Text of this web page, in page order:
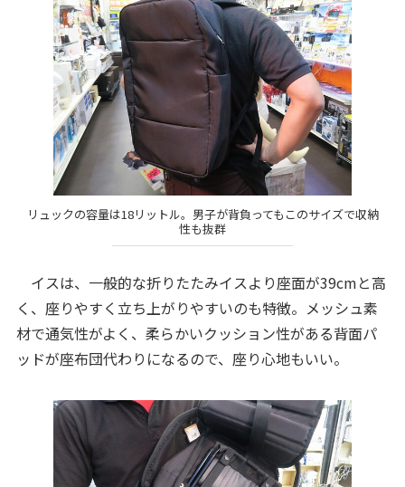
リュックの容量は18リットル。男子が背負ってもこのサイズで収納
性も抜群
イスは、一般的な折りたたみイスより座面が39cmと高
く、座りやすく立ち上がりやすいのも特徴。メッシュ素
材で通気性がよく、柔らかいクッション性がある背面パ
ッドが座布団代わりになるので、座り心地もいい。